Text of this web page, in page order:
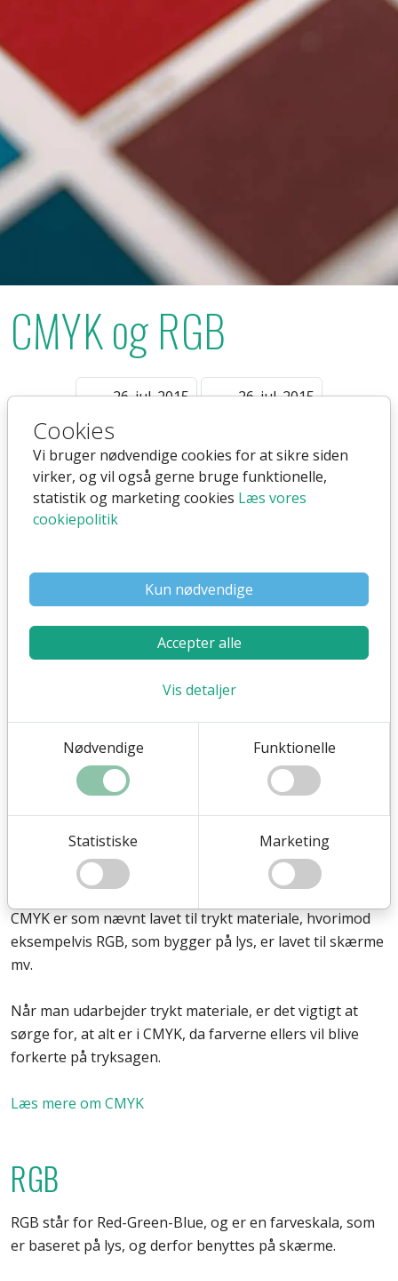
Cookies
Vi bruger nødvendige cookies for at sikre siden
virker, og vil også gerne bruge funktionelle,
statistik og marketing cookies Læs vores
cookiepolitik
Kun nødvendige
Accepter alle
Vis detaljer
Nødvendige Funktionelle
Statistiske Marketing
CMYK og RGB
26. jul. 2015 26. jul. 2015
CMYK
specielt inden for digital tryk.
M: Magentha
Farverne angives med en procentmæssig dækning af
hver farve. Eksempelvis 90% Cyan, 10% Magentha osv.
give sort, mens ingen farve i nogle af dem giver hvidt. I
praksis har man dog key color til at styre sort/hvid.
CMYK er som nævnt lavet til trykt materiale, hvorimod
eksempelvis RGB, som bygger på lys, er lavet til skærme
mv.
Når man udarbejder trykt materiale, er det vigtigt at
sørge for, at alt er i CMYK, da farverne ellers vil blive
forkerte på tryksagen.
Læs mere om CMYK
RGB
RGB står for Red-Green-Blue, og er en farveskala, som
er baseret på lys, og derfor benyttes på skærme.